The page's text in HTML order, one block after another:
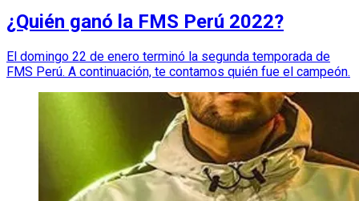
¿Quién ganó la FMS Perú 2022?
El domingo 22 de enero terminó la segunda temporada de
FMS Perú. A continuación, te contamos quién fue el campeón.